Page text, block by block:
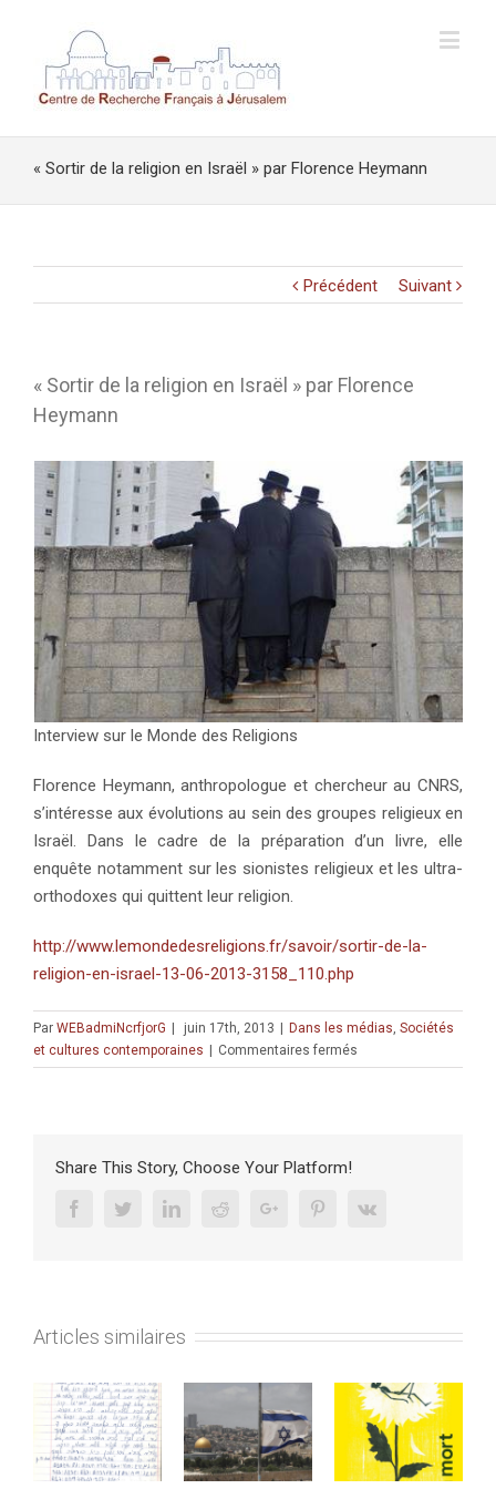
« Sortir de la religion en Israël » par Florence Heymann
Précédent Suivant
« Sortir de la religion en Israël » par Florence
Heymann
Interview sur le Monde des Religions
Florence Heymann, anthropologue et chercheur au CNRS,
s’intéresse aux évolutions au sein des groupes religieux en
Israël. Dans le cadre de la préparation d’un livre, elle
enquête notamment sur les sionistes religieux et les ultra-
orthodoxes qui quittent leur religion.
http://www.lemondedesreligions.fr/savoir/sortir-de-la-
religion-en-israel-13-06-2013-3158_110.php
Par WEBadmiNcrfjorG | juin 17th, 2013 | Dans les médias Sociétés
et cultures contemporaines | Commentaires fermés
« Sortir
par
Share This Story, Choose Your Platform!
FacebookTwitterLinkedinRedditGoogle+ PinterestVk
Articles similaires